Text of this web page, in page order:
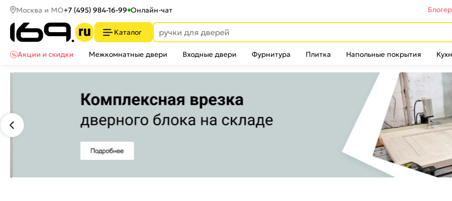
Москва и МО+7 (495) 984-16-99 Онлайн-чат
Каталог
Акции и скидки
Межкомнатные двери Входные двери Фурнитура Плитка Напольные покрытия